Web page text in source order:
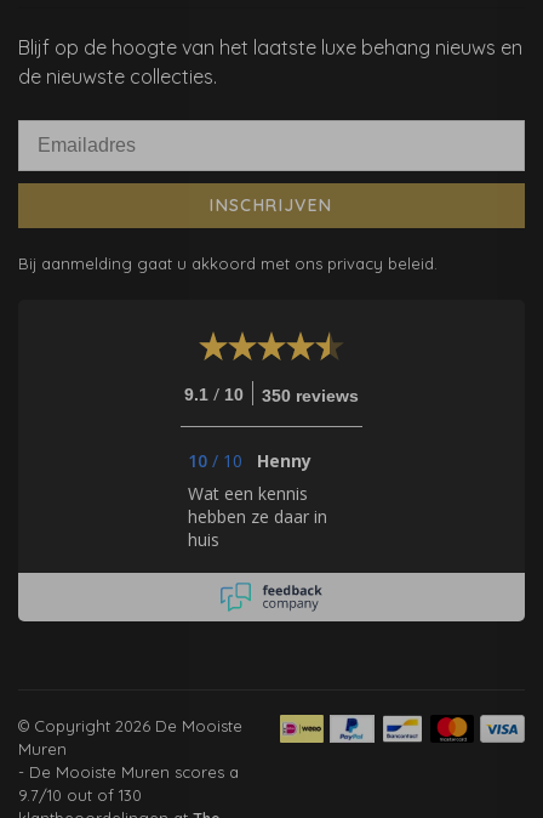
Blijf op de hoogte van het laatste luxe behang nieuws en
de nieuwste collecties.
INSCHRIJVEN
Bij aanmelding gaat u akkoord met ons privacy beleid.
9.1 / 10 350 reviews
10 / 10
Henny
Wat een kennis
hebben ze daar in
huis
© Copyright 2026 De Mooiste
Muren
- De Mooiste Muren scores a
9.7/10 out of 130